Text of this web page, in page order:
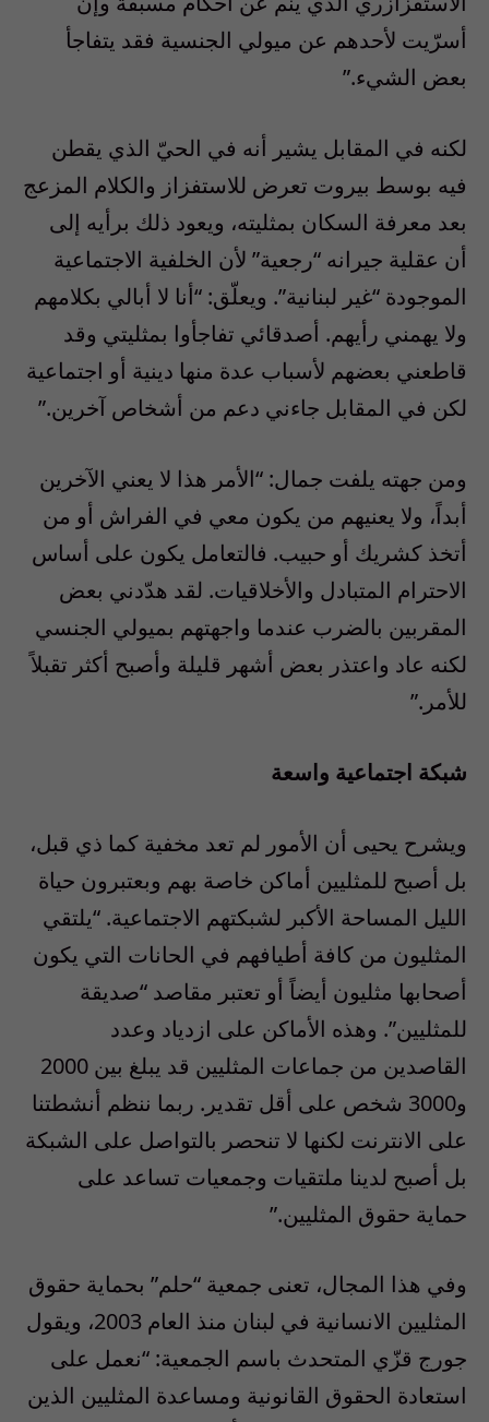
أسرّيت لأحدهم عن ميولي الجنسية فقد يتفاجأ
بعض الشيء.”
لكنه في المقابل يشير أنه في الحيّ الذي يقطن
فيه بوسط بيروت تعرض للاستفزاز والكلام المزعج
بعد معرفة السكان بمثليته، ويعود ذلك برأيه إلى
أن عقلية جيرانه “رجعية” لأن الخلفية الاجتماعية
الموجودة “غير لبنانية”. ويعلّق: “أنا لا أبالي بكلامهم
ولا يهمني رأيهم. أصدقائي تفاجأوا بمثليتي وقد
قاطعني بعضهم لأسباب عدة منها دينية أو اجتماعية
لكن في المقابل جاءني دعم من أشخاص آخرين.”
ومن جهته يلفت جمال: “الأمر هذا لا يعني الآخرين
أبداً، ولا يعنيهم من يكون معي في الفراش أو من
أتخذ كشريك أو حبيب. فالتعامل يكون على أساس
الاحترام المتبادل والأخلاقيات. لقد هدّدني بعض
المقربين بالضرب عندما واجهتهم بميولي الجنسي
لكنه عاد واعتذر بعض أشهر قليلة وأصبح أكثر تقبلاً
للأمر.”
شبكة اجتماعية واسعة
ويشرح يحيى أن الأمور لم تعد مخفية كما ذي قبل،
بل أصبح للمثليين أماكن خاصة بهم وبعتبرون حياة
الليل المساحة الأكبر لشبكتهم الاجتماعية. “يلتقي
المثليون من كافة أطيافهم في الحانات التي يكون
أصحابها مثليون أيضاً أو تعتبر مقاصد “صديقة
للمثليين”. وهذه الأماكن على ازدياد وعدد
القاصدين من جماعات المثليين قد يبلغ بين 2000
و3000 شخص على أقل تقدير. ربما ننظم أنشطتنا
على الانترنت لكنها لا تنحصر بالتواصل على الشبكة
بل أصبح لدينا ملتقيات وجمعيات تساعد على
حماية حقوق المثليين.”
وفي هذا المجال، تعنى جمعية “حلم” بحماية حقوق
المثليين الانسانية في لبنان منذ العام 2003، ويقول
جورج قزّي المتحدث باسم الجمعية: “نعمل على
استعادة الحقوق القانونية ومساعدة المثليين الذين